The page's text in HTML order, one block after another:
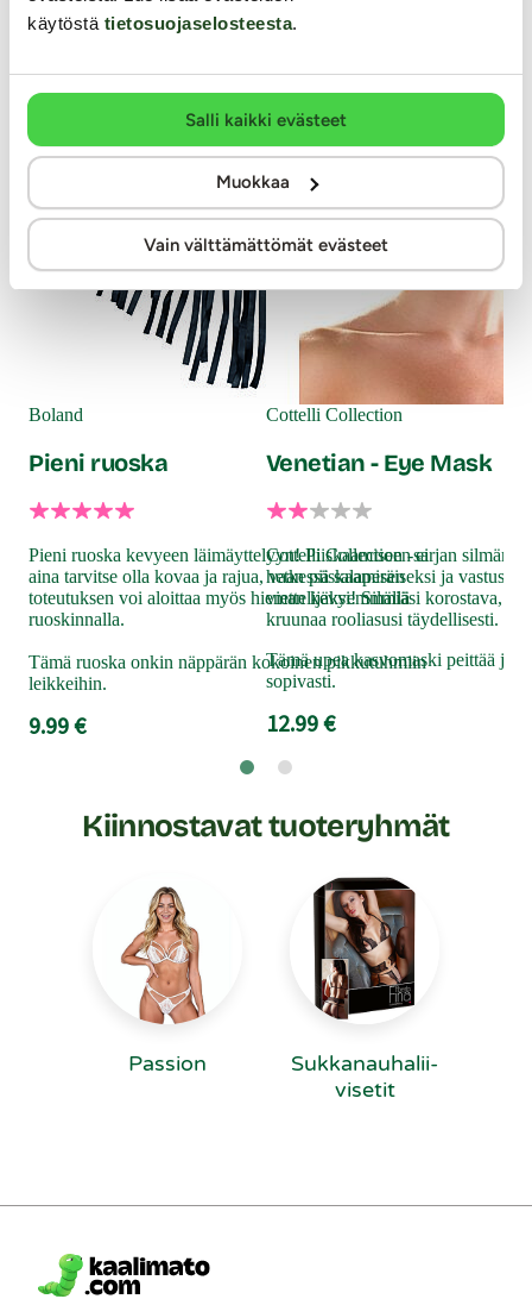
käytöstä tietosuojaselosteesta.
Salli kaikki evästeet
Muokkaa
Vain välttämättömät evästeet
Boland
Pieni ruoska
Pieni ruoska kevyeen läimäyttelyyn! Piiskaamiseen ei
aina tarvitse olla kovaa ja rajua, vaan piiskaamisen
toteutuksen voi aloittaa myös hieman kevyemmällä
ruoskinnalla.
Tämä ruoska onkin näppärän kokoinen pikkutuhmiin
leikkeihin.
9.99 €
Cottelli Collection
Venetian - Eye Mask
Cottelli Collection -sarjan
hetkessä salaperäiseksi ja
viettelijäksi! Silmiäsi korostava,
kruunaa rooliasusi täydellisesti.
Tämä upea kasvomaski peittää ja
sopivasti.
12.99 €
Kiinnostavat tuoteryhmät
Passion
Suk­ka­nau­ha­lii­
vi­se­tit